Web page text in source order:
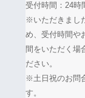
受付時間：24時
※いただきまし
め、受付時間や
間をいただく場
ださい。
※土日祝のお問
す。